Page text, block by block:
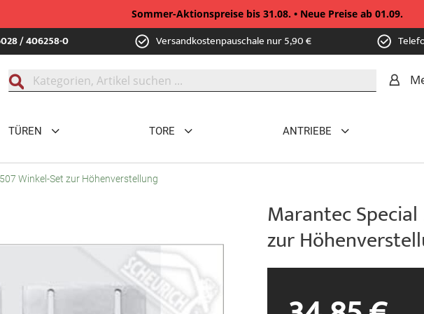
Sommer-Aktionspreise bis 31.08. • Neue Preise ab 01.09.
/ 406258-0 Versandkostenpauschale nur 5,90 €
TÜREN TORE ANTRIEBE
Winkel-Set zur Höhenverstellung
Marantec
zur